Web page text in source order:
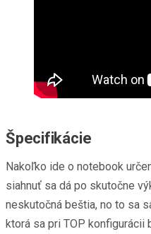
Špecifikácie
Nakoľko ide o notebook
siahnuť sa dá po skutočne
neskutočná beštia, no to sa
ktorá sa pri TOP